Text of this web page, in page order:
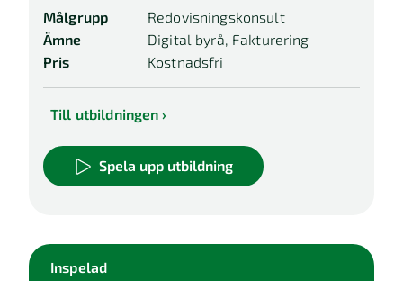
Målgrupp
Redovisningskonsult
Ämne
Digital byrå, Fakturering
Pris
Kostnadsfri
Till utbildningen
Spela upp utbildning
Inspelad